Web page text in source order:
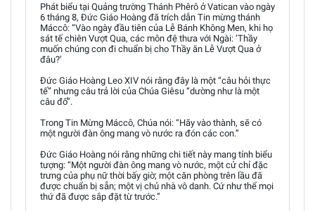
Phát biểu tại Quảng trường Thánh Phêrô ở Vatican vào ngày
6 tháng 8, Đức Giáo Hoàng đã trích dẫn Tin mừng thánh
Máccô: “Vào ngày đầu tiên của Lễ Bánh Không Men, khi họ
sát tế chiên Vượt Qua, các môn đệ thưa với Ngài: ‘Thầy
muốn chúng con đi chuẩn bị cho Thầy ăn Lễ Vượt Qua ở
đâu?’
Đức Giáo Hoàng Leo XIV nói rằng đây là một “câu hỏi thực
tế” nhưng câu trả lời của Chúa Giêsu “dường như là một
câu đố”.
Trong Tin Mừng Máccô, Chúa nói: “Hãy vào thành, sẽ có
một người đàn ông mang vò nước ra đón các con.”
Đức Giáo Hoàng nói rằng những chi tiết này mang tính biểu
tượng: “Một người đàn ông mang vò nước, một cử chỉ đặc
trưng của phụ nữ thời bấy giờ; một căn phòng trên lầu đã
được chuẩn bị sẵn; một vị chủ nhà vô danh. Cứ như thể mọi
thứ đã được sắp đặt từ trước.”